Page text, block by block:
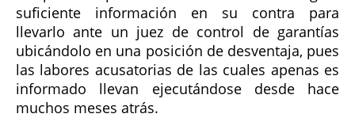
suficiente información en su contra para
llevarlo ante un juez de control de garantías
ubicándolo en una posición de desventaja, pues
las labores acusatorias de las cuales apenas es
informado llevan ejecutándose desde hace
muchos meses atrás.